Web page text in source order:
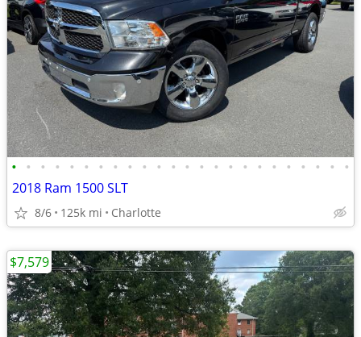
• • • • • • • • • • • • • • • • • • • • • • • •
2018 Ram 1500 SLT
8/6 125k mi Charlotte
$7,579